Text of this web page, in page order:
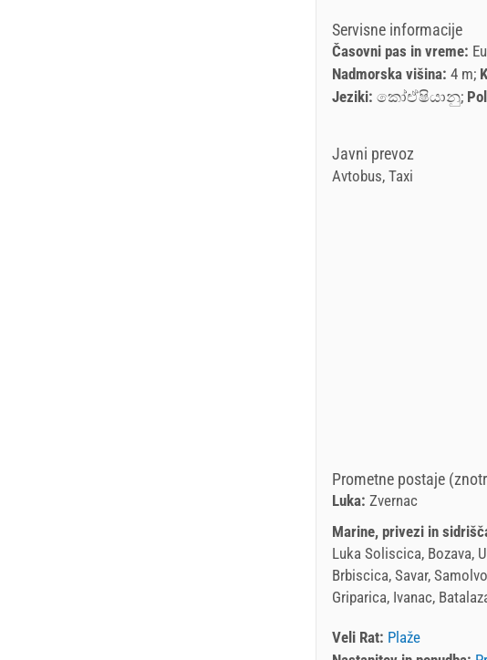
Servisne informacije
Časovni pas in vreme:
Nadmorska višina: 4 m
Jeziki: කෝඒෂියානු
Javni prevoz
Avtobus, Taxi
Prometne postaje
Luka: Zvernac
Marine, privezi in
Luka Soliscica, Bozava,
Brbiscica, Savar,
Griparica, Ivanac,
Veli Rat: Plaže